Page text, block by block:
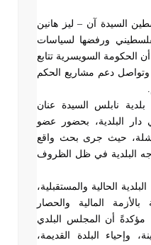
السيدة آن – ليز هانين
ورفضها لسياسات
الحكومة السويسرية تتابع
دعم مشاريع الحكم
.
نابلس السيدة عنان
دار البلدية، بحضور عضو
حيث جرى بحث واقع
البلدية في ظل الظروف
الحالية والمستقبلية،
المالية والحصار
مؤكدةً أن المجلس البلدي
وإحياء البلدة القديمة،